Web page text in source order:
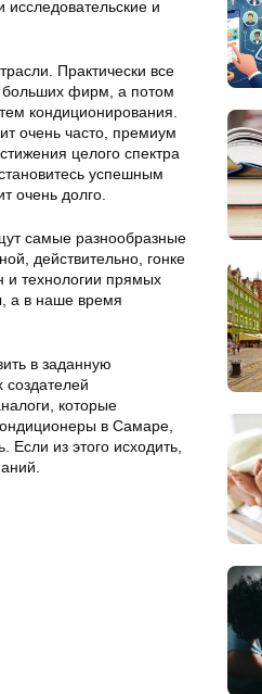
и
Практически все
больших фирм, а потом
кондиционирования.
очень часто, премиум
целого спектра
успешным
очень долго.
самые разнообразные
действительно, гонке
и технологии прямых
а в наше время
в заданную
которые
в Самаре,
из этого исходить,